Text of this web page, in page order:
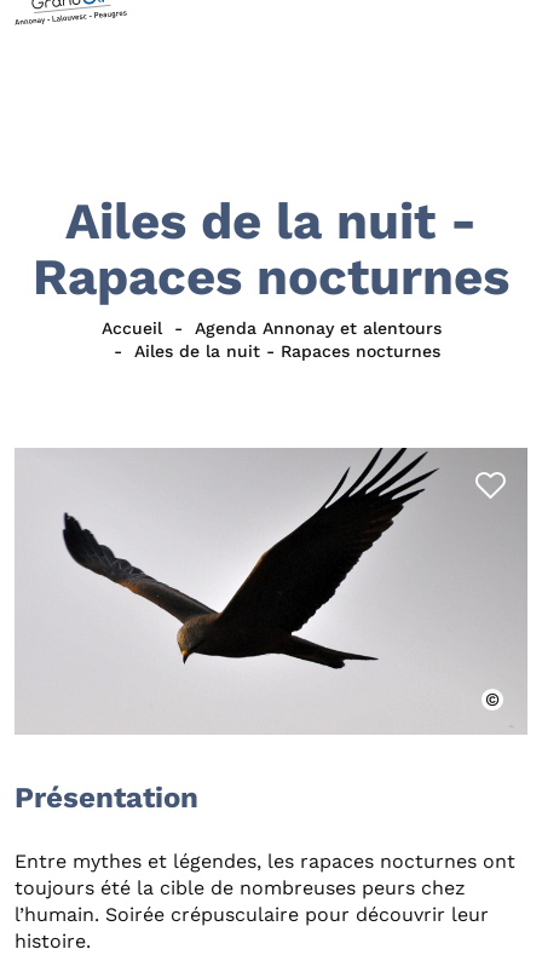
Ailes de la nuit -
Rapaces nocturnes
Accueil
Agenda Annonay et alentours
Ailes de la nuit - Rapaces nocturnes
Présentation
Entre mythes et légendes, les rapaces nocturnes ont
toujours été la cible de nombreuses peurs chez
l’humain. Soirée crépusculaire pour découvrir leur
histoire.